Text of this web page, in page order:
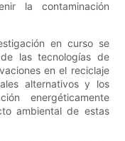
la contaminación
en curso se
las tecnologías de
en el reciclaje
alternativos y los
energéticamente
ambiental de estas